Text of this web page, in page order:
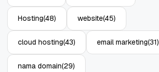
4
Hosting(48) website(45)
cloud hosting(43) email marketing(31)
nama domain(29)